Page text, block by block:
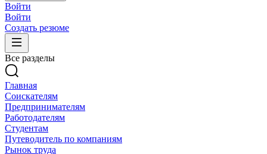
Войти
Войти
Создать резюме
Все разделы
Главная
Соискателям
Предпринимателям
Работодателям
Студентам
Путеводитель по компаниям
Рынок труда